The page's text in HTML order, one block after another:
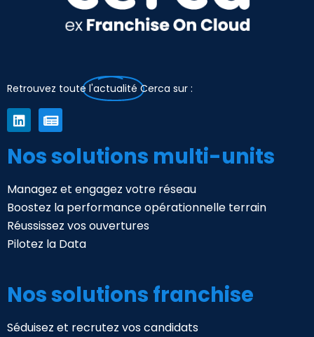
Retrouvez toute l'actualité Cerca sur :
Nos solutions multi-units
Managez et engagez votre réseau
Boostez la performance opérationnelle terrain
Réussissez vos ouvertures
Pilotez la Data
Nos solutions franchise
Séduisez et recrutez vos candidats